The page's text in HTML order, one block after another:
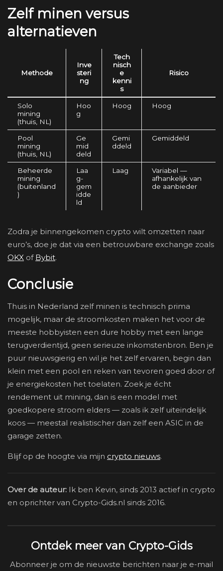
Zelf minen versus
alternatieven
Methode
Inve
steri
ng
Tech
nisch
e
kenni
s
Risico
Solo
mining
(thuis, NL)
Hoo
g
Hoog Hoog
Pool
mining
(thuis, NL)
Ge
mid
deld
Gemi
ddeld
Gemiddeld
Beheerde
mining
(buitenland
)
Laa
g-
gem
idde
ld
Laag
Variabel —
afhankelijk van
de aanbieder
Zodra je binnengekomen crypto wilt omzetten naar
euro’s, doe je dat via een betrouwbare exchange zoals
OKX of Bybit.
Conclusie
Thuis in Nederland zelf minen is technisch prima
mogelijk, maar de stroomkosten maken het voor de
meeste hobbyisten een dure hobby met een lange
terugverdientijd, geen serieuze inkomstenbron. Ben je
puur nieuwsgierig en wil je het zelf ervaren, begin dan
klein met een pool en reken van tevoren goed door of
je energiekosten het toelaten. Zoek je écht
rendement uit mining, dan is een model met
goedkopere stroom elders — zoals ik zelf uiteindelijk
koos — meestal realistischer dan zelf een ASIC in de
garage zetten.
Blijf op de hoogte via mijn crypto nieuws.
Over de auteur: Ik ben Kevin, sinds 2013 actief in crypto
en oprichter van Crypto-Gids.nl sinds 2016.
Ontdek meer van Crypto-Gids
Abonneer je om de nieuwste berichten naar je e-mail